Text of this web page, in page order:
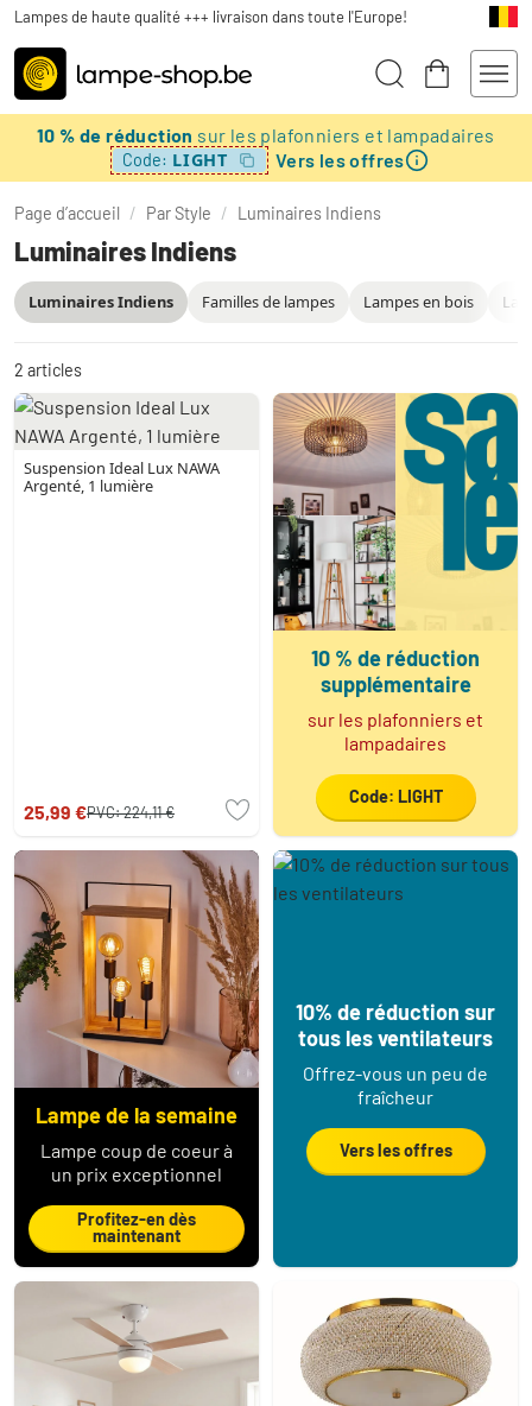
Lampes de haute qualité +++ livraison dans toute l'Europe!
10 % de réduction sur les plafonniers et lampadaires
Code: LIGHT Vers les offres
Page d’accueil / Par Style / Luminaires Indiens
Luminaires Indiens
Familles de lampes Lampes en bois
Luminaires Indiens
2 articles
Suspension Ideal Lux NAWA
Argenté, 1 lumière
25,99 €PVC:224,11 €
10 % de réduction
supplémentaire
sur les plafonniers et
lampadaires
Code: LIGHT
Lampe de la semaine
Lampe coup de coeur à
un prix exceptionnel
Profitez-en dès
maintenant
10% de réduction sur
tous les ventilateurs
Offrez-vous un peu de
fraîcheur
Vers les offres